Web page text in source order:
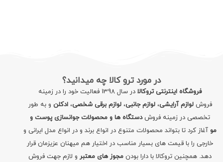
در مورد ترو کالا چه میدانید؟
فروشگاه اینترنتی تروکالا
در سال 1398 فعالیت خود را در زمینه
فروشلوازم آرایشی،لوازم جانبی،لوازم برقی شخصی،ادکلن و به طور
تخصصی در زمینه فروشدستگاه ها و محصولات جوانسازی پوست و
مو آغاز کرد تا بتواند محصولات متنوع در انواع برند و در انواع مدل ایرانی و
خارجی را با قیمت های بسیار مناسب در اختیار هم میهنان عزیزمان قرار
دهد. همچنین تروکالا با دارا بودن مجوز های معتبرو لازم جهت فروش